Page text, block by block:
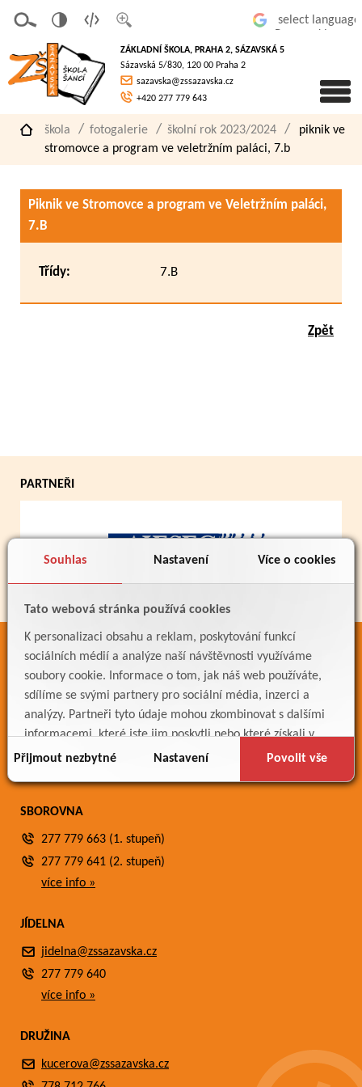
Souhlas Nastavení Více o cookies
Tato webová stránka používá cookies
K personalizaci obsahu a reklam, poskytování funkcí
sociálních médií a analýze naší návštěvnosti využíváme
soubory cookie. Informace o tom, jak náš web používáte,
sdílíme se svými partnery pro sociální média, inzerci a
analýzy. Partneři tyto údaje mohou zkombinovat s dalšími
informacemi, které jste jim poskytli nebo které získali v
důsledku toho, že používáte jejich služby.
Přijmout nezbytné Nastavení Povolit vše
písmo
á
verze
pro
slaboz
raké
ZÁKLADNÍ ŠKOLA, PRAHA 2, SÁZAVSKÁ 5
Sázavská 5/830, 120 00 Praha 2
sazavska@zssazavska.cz
+420 277 779 643
škola fotogalerie školní rok 2023/2024
piknik ve
stromovce a program ve veletržním paláci, 7.b
Piknik ve Stromovce a program ve Veletržním paláci,
7.B
Třídy: 7.B
Zpět
PARTNEŘI
ODKAZY
Bakaláři
Jídelníček
Meteostanice
SBOROVNA
277 779 663 (1. stupeň)
277 779 641 (2. stupeň)
více info »
JÍDELNA
jidelna@zssazavska.cz
277 779 640
více info »
DRUŽINA
kucerova@zssazavska.cz